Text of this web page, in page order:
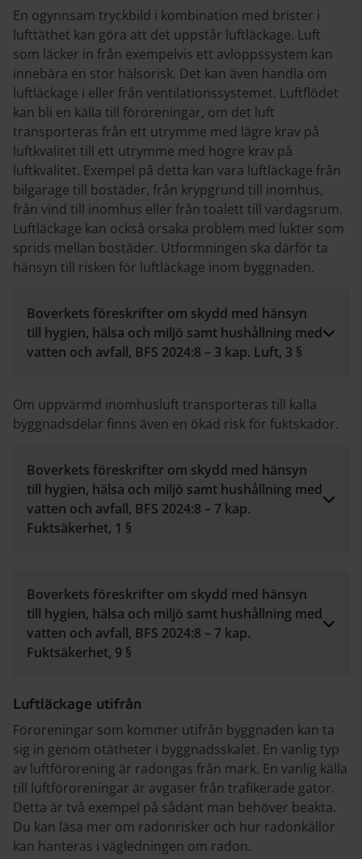
En ogynnsam tryckbild i kombination med brister i
lufttäthet kan göra att det uppstår luftläckage. Luft
som läcker in från exempelvis ett avloppssystem kan
innebära en stor hälsorisk. Det kan även handla om
luftläckage i eller från ventilationssystemet. Luftflödet
kan bli en källa till föroreningar, om det luft
transporteras från ett utrymme med lägre krav på
luftkvalitet till ett utrymme med högre krav på
luftkvalitet. Exempel på detta kan vara luftläckage från
bilgarage till bostäder, från krypgrund till inomhus,
från vind till inomhus eller från toalett till vardagsrum.
Luftläckage kan också orsaka problem med lukter som
sprids mellan bostäder. Utformningen ska därför ta
hänsyn till risken för luftläckage inom byggnaden.
Boverkets föreskrifter om skydd med hänsyn
till hygien, hälsa och miljö samt hushållning med
vatten och avfall, BFS 2024:8 – 3 kap. Luft, 3 §
Om uppvärmd inomhusluft transporteras till kalla
byggnadsdelar finns även en ökad risk för fuktskador.
Boverkets föreskrifter om skydd med hänsyn
till hygien, hälsa och miljö samt hushållning med
vatten och avfall, BFS 2024:8 – 7 kap.
Fuktsäkerhet, 1 §
Boverkets föreskrifter om skydd med hänsyn
till hygien, hälsa och miljö samt hushållning med
vatten och avfall, BFS 2024:8 – 7 kap.
Fuktsäkerhet, 9 §
Luftläckage utifrån
Föroreningar som kommer utifrån byggnaden kan ta
sig in genom otätheter i byggnadsskalet. En vanlig typ
av luftförorening är radongas från mark. En vanlig källa
till luftföroreningar är avgaser från trafikerade gator.
Detta är två exempel på sådant man behöver beakta.
Du kan läsa mer om radonrisker och hur radonkällor
kan hanteras i vägledningen om radon.